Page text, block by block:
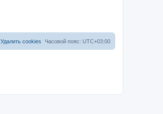
Часовой пояс: UTC+03:00
Удалить cookies